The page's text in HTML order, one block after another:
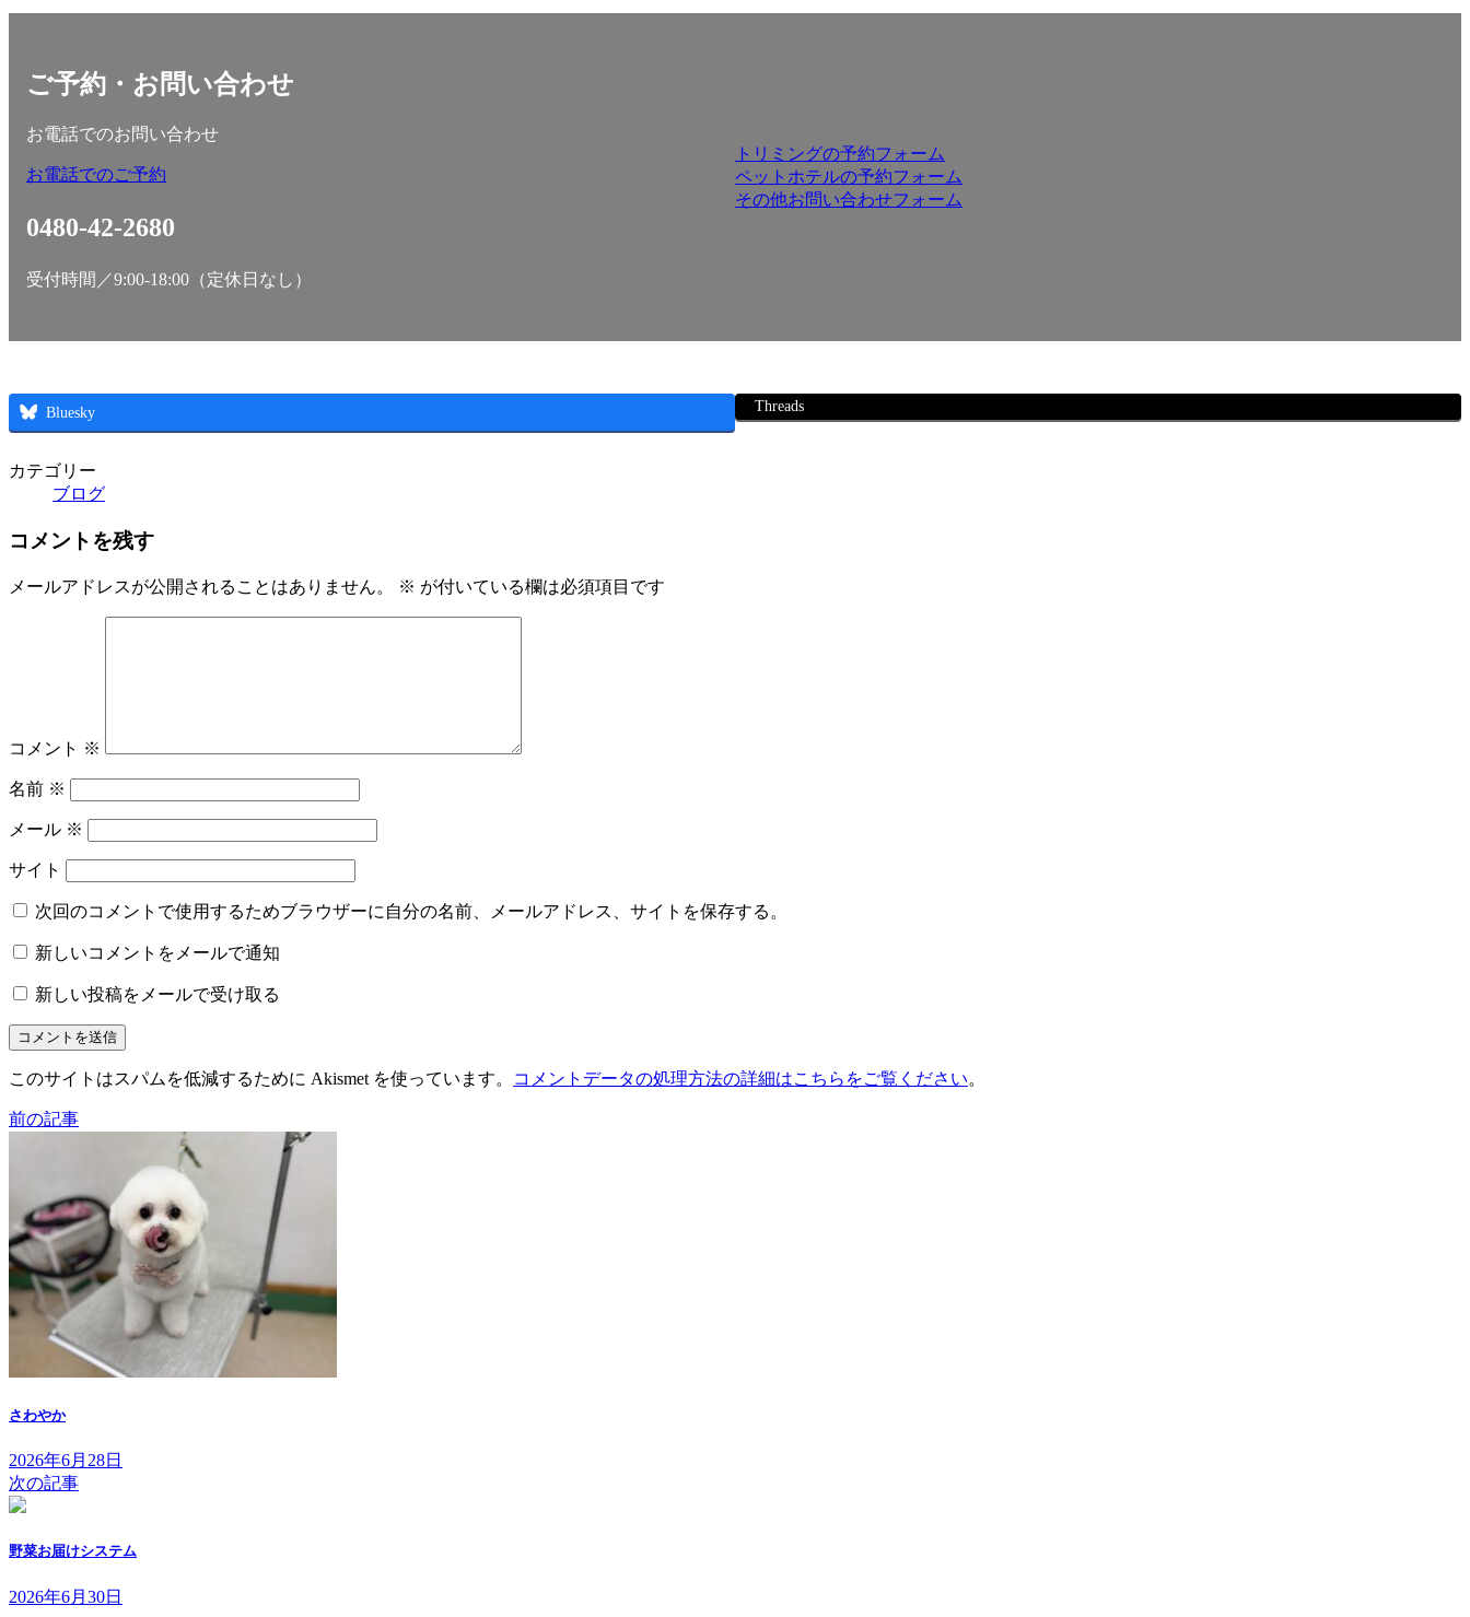
ご予約・お問い合わせ
お電話でのお問い合わせ
お電話でのご予約
0480-42-2680
受付時間／9:00-18:00（定休日なし）
トリミングの予約フォーム
ペットホテルの予約フォーム
その他お問い合わせフォーム
Bluesky Threads
カテゴリー
ブログ
コメントを残す
メールアドレスが公開されることはありません。 ※ が付いている欄は必須項目です
コメント ※
名前 ※
メール ※
サイト
次回のコメントで使用するためブラウザーに自分の名前、メールアドレス、サイトを保存する。
新しいコメントをメールで通知
新しい投稿をメールで受け取る
このサイトはスパムを低減するために Akismet を使っています。 コメントデータの処理方法の詳細はこちらをご覧ください。
前の記事
さわやか
2026年6月28日
次の記事
野菜お届けシステム
2026年6月30日